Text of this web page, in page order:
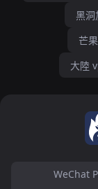
黑洞
芒
大陸
WeChat